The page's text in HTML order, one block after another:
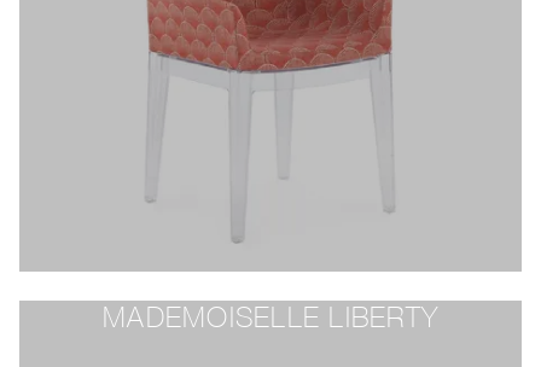
MADEMOISELLE LIBERTY